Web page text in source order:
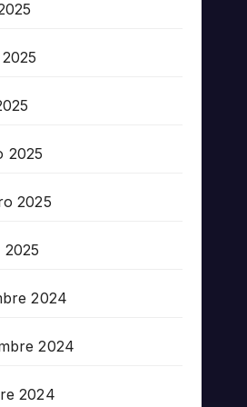
2025
2025
2024
2024
2024